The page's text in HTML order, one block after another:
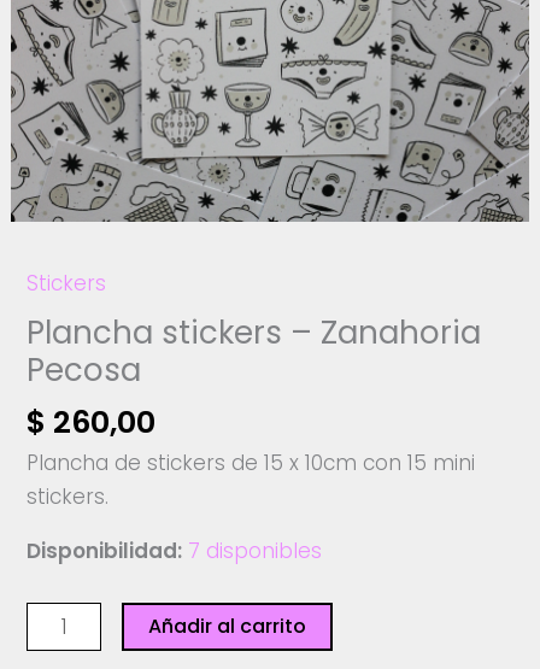
Stickers
Plancha stickers – Zanahoria
Pecosa
$ 260,00
Plancha de stickers de 15 x 10cm con 15 mini
stickers.
Disponibilidad: 7 disponibles
Plancha
stickers
Añadir al carrito